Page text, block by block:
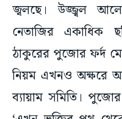
জ্বলছে। উজ্জ্বল
নেতাজির একাধিক
ঠাকুরের পুজোর ফর্দ
নিয়ম এখনও অক্ষরে
ব্যায়াম সমিতি।